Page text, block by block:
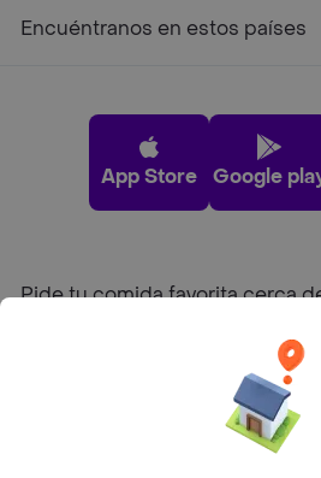
Encuéntranos en estos países
App Store Google
Pide tu comida favorita cerca